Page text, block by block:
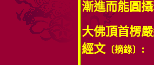
漸進而能圓
大佛頂首楞
經文〔摘錄〕
: